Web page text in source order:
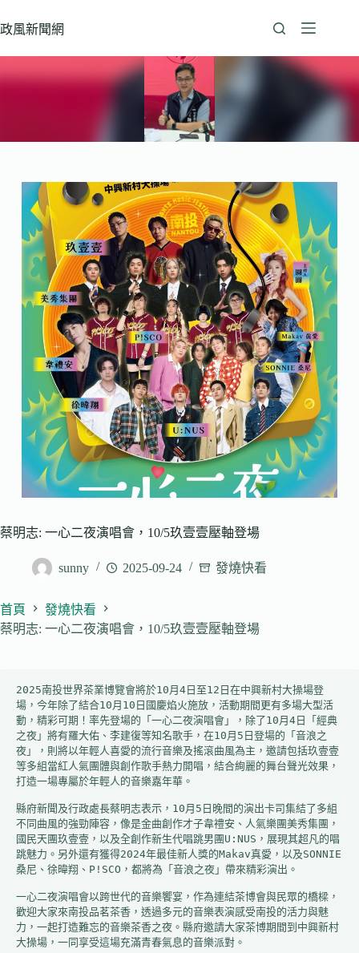
至
政風新聞網
蔡明志: 一心二夜演唱會，10/5玖壹壹壓軸登場
sunny 2025-09-24 發燒快看
首頁
發燒快看
蔡明志: 一心二夜演唱會，10/5玖壹壹壓軸登場
2025南投世界茶業博覽會將於10月4日至12日在中興新村大操場登
場，今年除了結合10月10日國慶焰火施放，活動期間更有多場大型活
動，精彩可期！率先登場的「一心二夜演唱會」，除了10月4日「經典
之夜」將有羅大佑、李建復等知名歌手，在10月5日登場的「音浪之
夜」，則將以年輕人喜愛的流行音樂及搖滾曲風為主，邀請包括玖壹壹
等多組當紅人氣團體與創作歌手熱力開唱，結合絢麗的舞台聲光效果，
打造一場專屬於年輕人的音樂嘉年華。
縣府新聞及行政處長蔡明志表示，10月5日晚間的演出卡司集結了多組
不同曲風的強勁陣容，像是金曲創作才子韋禮安、人氣樂團美秀集團，
國民天團玖壹壹，以及全創作新生代唱跳男團U:NUS，展現其超凡的唱
跳魅力。另外還有獲得2024年最佳新人獎的Makav真愛，以及SONNIE
桑尼、徐暐翔、P!SCO，都將為「音浪之夜」帶來精彩演出。
一心二夜演唱會以跨世代的音樂饗宴，作為連結茶博會與民眾的橋樑，
歡迎大家來南投品茗茶香，透過多元的音樂表演感受南投的活力與魅
力，一起打造難忘的音樂茶香之夜。縣府邀請大家茶博期間到中興新村
大操場，一同享受這場充滿青春氣息的音樂派對。